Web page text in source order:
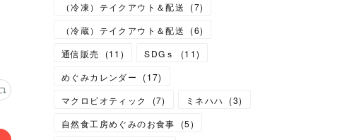
（冷凍）テイクアウト＆配送
(7)
（冷蔵）テイクアウト＆配送
(6)
通信販売
(11 ) SDGｓ (11)
めぐみカレンダー
(17)
マクロビオティック
(7) ミネハハ (3)
自然食工房めぐみのお食事
(5)